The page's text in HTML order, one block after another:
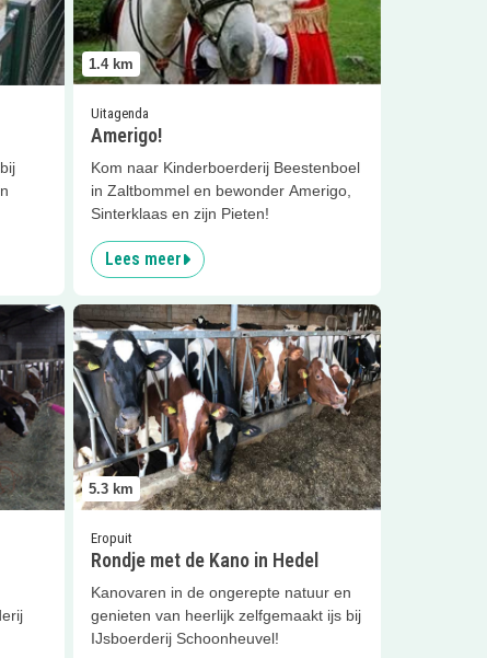
1.4 km
Uitagenda
Amerigo!
Kom naar Kinderboerderij Beestenboel
in Zaltbommel en bewonder Amerigo,
Sinterklaas en zijn Pieten!
Lees meer
5.3 km
Eropuit
Rondje met de Kano in Hedel
Kanovaren in de ongerepte natuur en
genieten van heerlijk zelfgemaakt ijs bij
IJsboerderij Schoonheuvel!
Lees meer Rondje met de Kano in Hedel